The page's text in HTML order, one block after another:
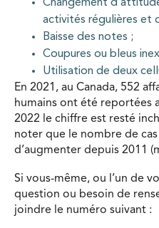
Changement
activités régulières et
Baisse des notes ;
Coupures ou bleus
Utilisation de deux
En 2021, au Canada, 552
humains ont été reportées
2022 le chiffre est resté
noter que le nombre de cas
d’augmenter depuis 2011
Si vous-même, ou l’un de
question ou besoin de
joindre le numéro suivant :